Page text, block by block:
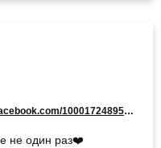
https://www.facebook.com/100017248954707
не один раз❤️